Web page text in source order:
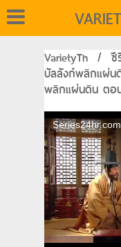
VarietyTh / ซี
บัลลังก์พลิกแผ่น
พลิกแผ่นดิน ตอ